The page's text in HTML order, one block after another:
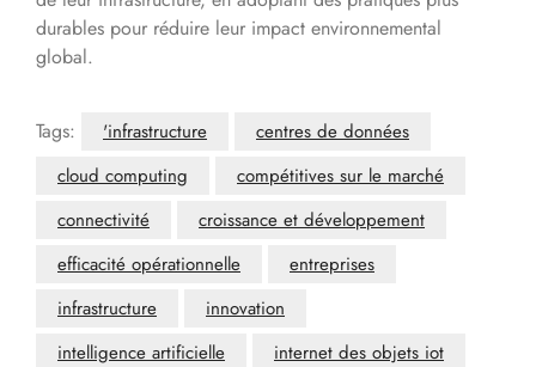
durables pour réduire leur impact environnemental
global.
Tags: 'infrastructure
centres de données
cloud computing
compétitives sur le marché
connectivité
croissance et développement
efficacité opérationnelle
entreprises
infrastructure
innovation
intelligence artificielle
internet des objets iot